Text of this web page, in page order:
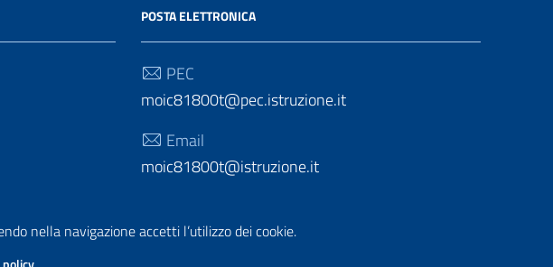
nella navigazione accetti l’utilizzo dei cookie.
POSTA ELETTRONICA
PEC
moic81800t@pec.istruzione.it
Email
moic81800t@istruzione.it